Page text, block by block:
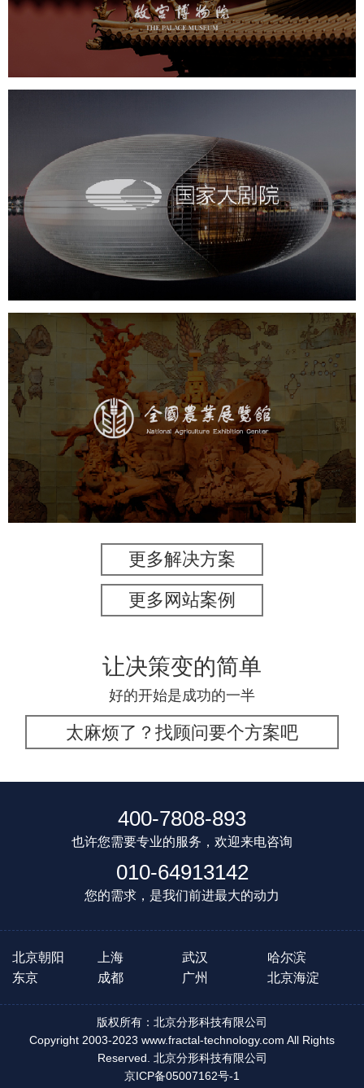
文化艺术 博物馆 智慧博物馆
博物馆网站建设
景区网站建设
文创商城 万能专题 网站代运营
国家大剧院
文化艺术 剧院 智慧展馆 展馆网站建设
农业展览馆
文化艺术 展馆网站建设
博物馆展厅设计
数字博物馆建设
展厅空间设计
企业展厅设计
公司展厅设计
北京展厅设计 产品展厅设计
更多解决方案
更多网站案例
让决策变的简单
好的开始是成功的一半
太麻烦了？找顾问要个方案吧
400-7808-893
也许您需要专业的服务，欢迎来电咨询
010-64913142
您的需求，是我们前进最大的动力
北京朝阳 上海 武汉
哈尔滨
东京
成都 广州 北京海淀
版权所有：北京分形科技有限公司
Copyright 2003-2023 www.fractal-technology.com All Rights
Reserved. 北京分形科技有限公司
京ICP备05007162号-1